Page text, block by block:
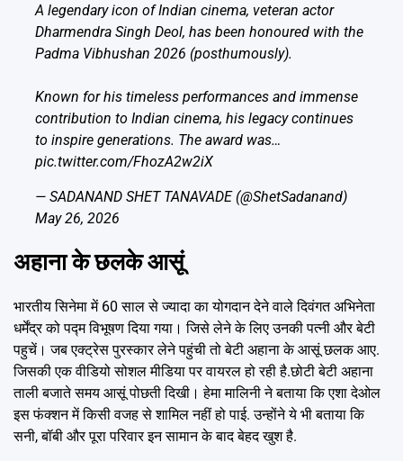
A legendary icon of Indian cinema, veteran actor
Dharmendra Singh Deol, has been honoured with the
Padma Vibhushan 2026 (posthumously).
Known for his timeless performances and immense
contribution to Indian cinema, his legacy continues
to inspire generations. The award was…
pic.twitter.com/FhozA2w2iX
— SADANAND SHET TANAVADE (@ShetSadanand)
May 26, 2026
अहाना के छलके आसूं
भारतीय सिनेमा में 60 साल से ज्यादा का योगदान देने वाले दिवंगत अभिनेता
धर्मेंद्र को पद्म विभूषण दिया गया। जिसे लेने के लिए उनकी पत्नी और बेटी
पहुचें। जब एक्ट्रेस पुरस्कार लेने पहुंची तो बेटी अहाना के आसूं छलक आए.
जिसकी एक वीडियो सोशल मीडिया पर वायरल हो रही है.छोटी बेटी अहाना
ताली बजाते समय आसूं पोछती दिखी। हेमा मालिनी ने बताया कि एशा देओल
इस फंक्शन में किसी वजह से शामिल नहीं हो पाई. उन्होंने ये भी बताया कि
सनी, बॉबी और पूरा परिवार इन सामान के बाद बेहद खुश है.